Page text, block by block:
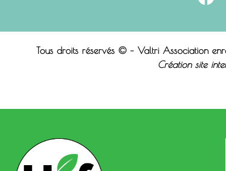
Tous droits réservés © – Valtri Association
Création site